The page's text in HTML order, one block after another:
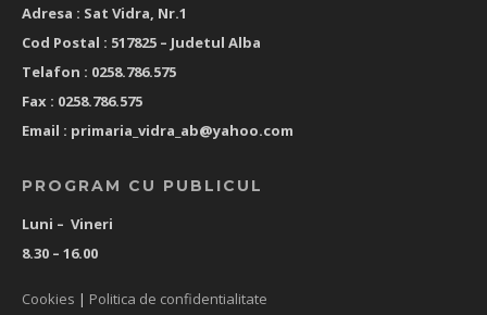
Adresa : Sat Vidra, Nr.1
Cod Postal : 517825 – Judetul Alba
Telafon : 0258.786.575
Fax : 0258.786.575
Email : primaria_vidra_ab@yahoo.com
PROGRAM CU PUBLICUL
Luni – Vineri
8.30 – 16.00
Cookies | Politica de confidentialitate